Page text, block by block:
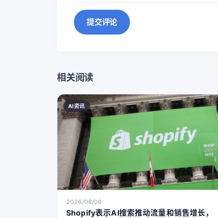
提交评论
相关阅读
AI资讯
2026/08/06
Shopify表示AI搜索推动流量和销售增长，